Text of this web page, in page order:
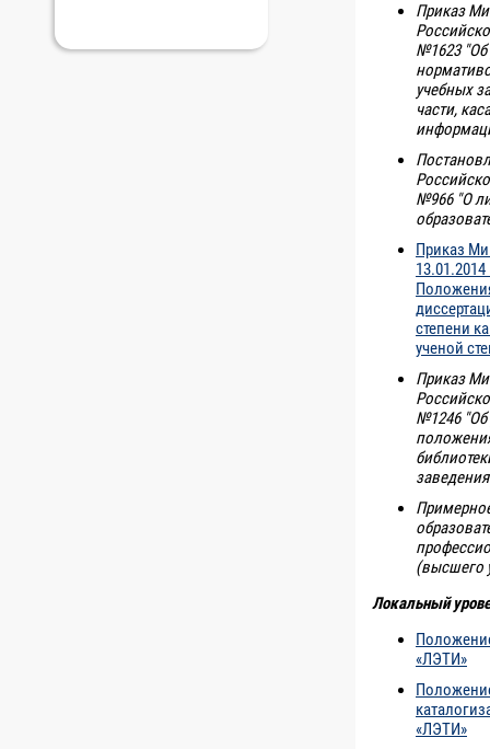
Приказ
№1623
учебных
части,
№966 "О
Приказ
степени
ученой
Приказ
№1246 "Об
(высшего
Локальный
«ЛЭТИ»
«ЛЭТИ»